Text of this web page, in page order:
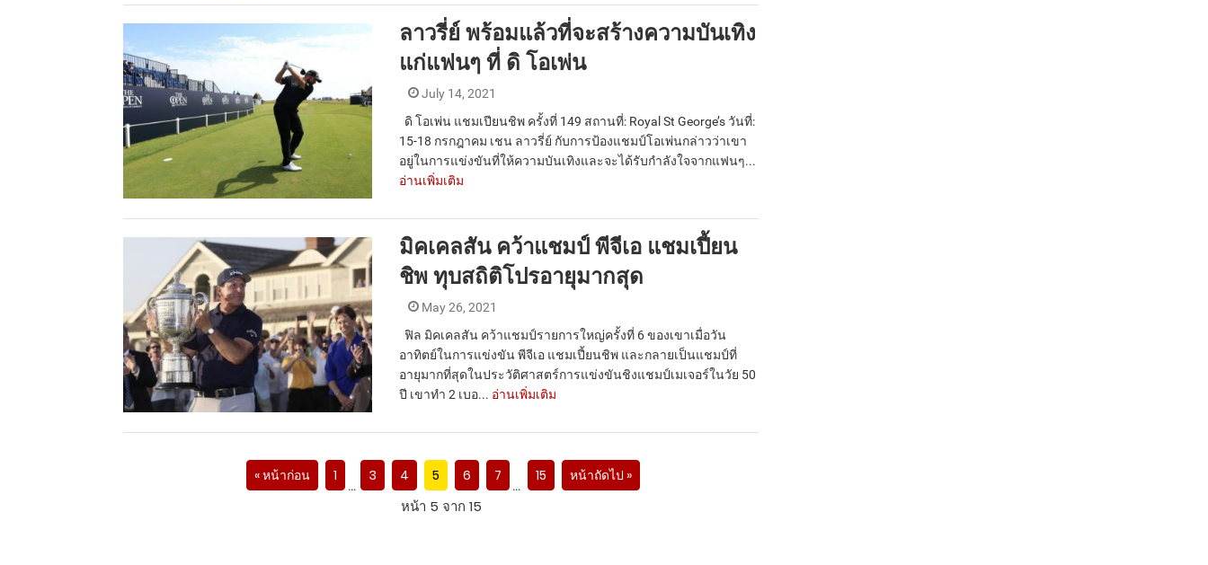
ลาวรี่ย์ พร้อมแล้วที่จะสร้างความบันเทิง
แก่แฟนๆ ที่ ดิ โอเพ่น
July 14, 2021
ดิ โอเพ่น แชมเปียนชิพ ครั้งที่ 149 สถานที่: Royal St George’s วันที่:
15-18 กรกฎาคม เชน ลาวรี่ย์ กับการป้องแชมป์โอเพ่นกล่าวว่าเขา
อยู่ในการแข่งขันที่ให้ความบันเทิงและจะได้รับกำลังใจจากแฟนๆ...
อ่านเพิ่มเติม
มิคเคลสัน คว้าแชมป์ พีจีเอ แชมเปี้ยน
ชิพ ทุบสถิติโปรอายุมากสุด
May 26, 2021
ฟิล มิคเคลสัน คว้าแชมป์รายการใหญ่ครั้งที่ 6 ของเขาเมื่อวัน
อาทิตย์ในการแข่งขัน พีจีเอ แชมเปี้ยนชิพ และกลายเป็นแชมป์ที่
อายุมากที่สุดในประวัติศาสตร์การแข่งขันชิงแชมป์เมเจอร์ในวัย 50
ปี เขาทำ 2 เบอ... อ่านเพิ่มเติม
« หน้าก่อน 1
…
3 4 5 6 7
…
15 หน้าถัดไป »
หน้า 5 จาก 15